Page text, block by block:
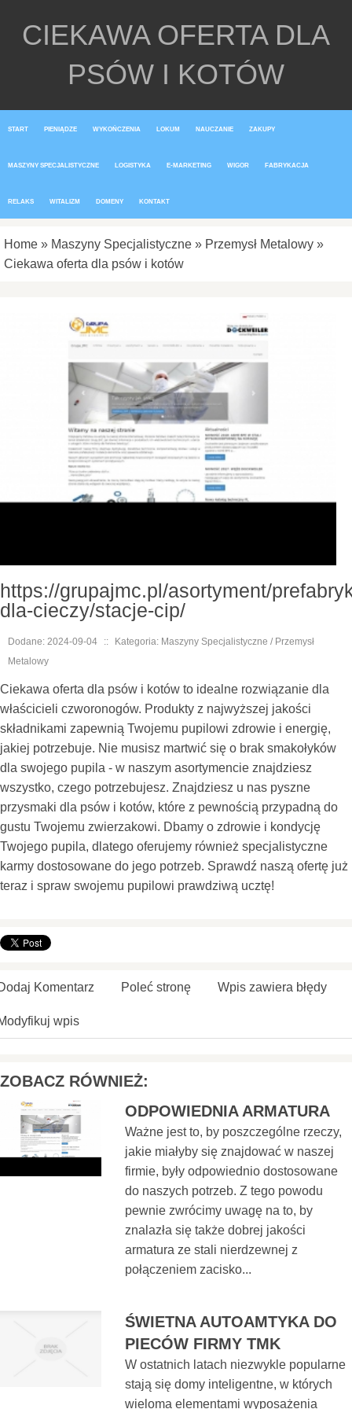
CIEKAWA OFERTA DLA
PSÓW I KOTÓW
START PIENIĄDZE WYKOŃCZENIA LOKUM NAUCZANIE ZAKUPY
MASZYNY SPECJALISTYCZNE LOGISTYKA E-MARKETING WIGOR FABRYKACJA
RELAKS WITALIZM DOMENY KONTAKT
Home » Maszyny Specjalistyczne » Przemysł Metalowy »
Ciekawa oferta dla psów i kotów
https://grupajmc.pl/asortyment/
dla-cieczy/stacje-cip/
Dodane: 2024-09-04 ::
Kategoria: Maszyny Specjalistyczne / Przemysł
Metalowy
Ciekawa oferta dla psów i kotów to idealne rozwiązanie dla
właścicieli czworonogów. Produkty z najwyższej jakości
składnikami zapewnią Twojemu pupilowi zdrowie i energię,
jakiej potrzebuje. Nie musisz martwić się o brak smakołyków
dla swojego pupila - w naszym asortymencie znajdziesz
wszystko, czego potrzebujesz. Znajdziesz u nas pyszne
przysmaki dla psów i kotów, które z pewnością przypadną do
gustu Twojemu zwierzakowi. Dbamy o zdrowie i kondycję
Twojego pupila, dlatego oferujemy również specjalistyczne
karmy dostosowane do jego potrzeb. Sprawdź naszą ofertę już
teraz i spraw swojemu pupilowi prawdziwą ucztę!
Komentarz Poleć stronę Wpis zawiera błędy
wpis
ZOBACZ RÓWNIEŻ:
ODPOWIEDNIA ARMATURA
Ważne jest to, by poszczególne rzeczy,
jakie miałyby się znajdować w naszej
firmie, były odpowiednio dostosowane
do naszych potrzeb. Z tego powodu
pewnie zwrócimy uwagę na to, by
znalazła się także dobrej jakości
armatura ze stali nierdzewnej z
połączeniem zacisko...
ŚWIETNA AUTOAMTYKA DO
PIECÓW FIRMY TMK
W ostatnich latach niezwykle popularne
stają się domy inteligentne, w których
wieloma elementami wyposażenia